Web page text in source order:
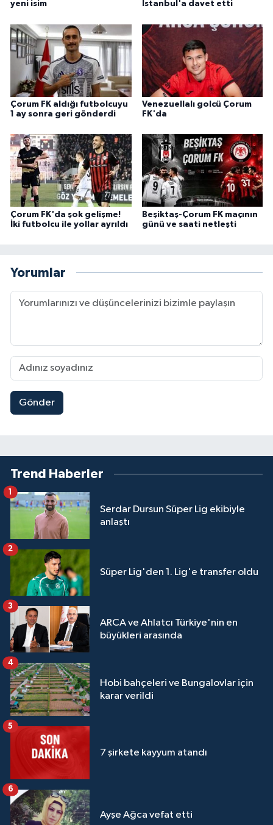
yeni isim İstanbul'a davet etti
Çorum FK aldığı futbolcuyu
1 ay sonra geri gönderdi
Venezuellalı golcü Çorum
FK'da
Çorum FK'da şok gelişme!
İki futbolcu ile yollar ayrıldı
Beşiktaş-Çorum FK maçının
günü ve saati netleşti
Yorumlar
Gönder
Trend Haberler
Serdar Dursun Süper Lig ekibiyle
anlaştı
1
Süper Lig'den 1. Lig'e transfer oldu
2
ARCA ve Ahlatcı Türkiye'nin en
büyükleri arasında
3
Hobi bahçeleri ve Bungalovlar için
karar verildi
4
7 şirkete kayyum atandı
5
Ayşe Ağca vefat etti
6